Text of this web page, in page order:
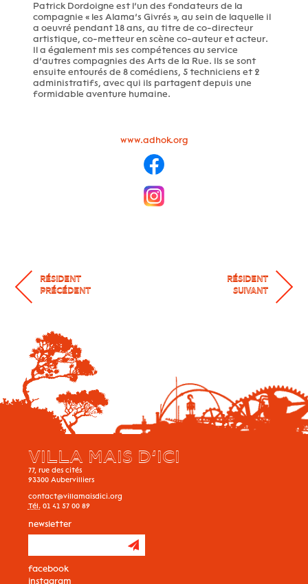
Patrick Dordoigne est l’un des fondateurs de la
compagnie « les Alama’s Givrés », au sein de laquelle il
a oeuvré pendant 18 ans, au titre de co-directeur
artistique, co-metteur en scène co-auteur et acteur.
Il a également mis ses compétences au service
d’autres compagnies des Arts de la Rue. Ils se sont
ensuite entourés de 8 comédiens, 5 techniciens et 2
administratifs, avec qui ils partagent depuis une
formidable aventure humaine.
www.adhok.org
RÉSIDENT
PRÉCÉDENT
RÉSIDENT
SUIVANT
newsletter
facebook
instagram
VILLA MAIS D’ICI
77, rue des cités
93300 Aubervilliers
contact@villamaisdici.org
Tél. 01 41 57 00 89